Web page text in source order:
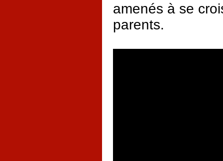
amenés à se
parents.